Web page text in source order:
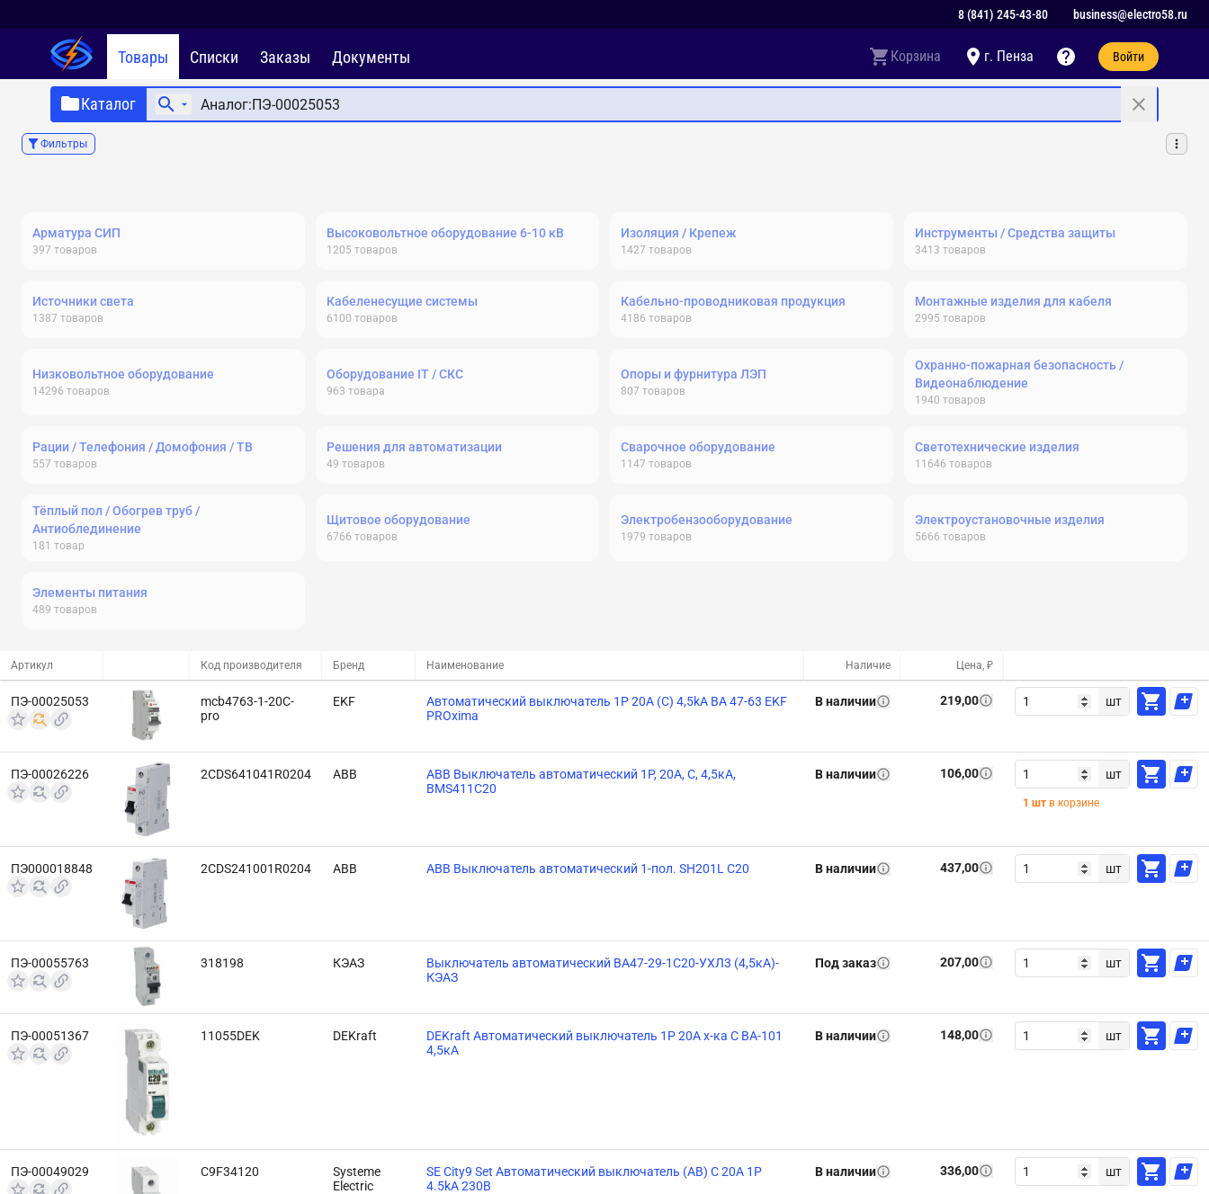
8 (841) 245-43-80 business@electro58.ru
Товары Списки Заказы Документы Корзина г. Пенза Войти
Каталог
Фильтры
Арматура СИП
397 товаров
Высоковольтное оборудование 6-10 кВ
1205 товаров
Изоляция / Крепеж
1427 товаров
Инструменты / Средства защиты
3413 товаров
Источники света
1387 товаров
Кабеленесущие системы
6100 товаров
Кабельно-проводниковая продукция
4186 товаров
Монтажные изделия для кабеля
2995 товаров
Низковольтное оборудование
14296 товаров
Оборудование IT / СКС
963 товара
Опоры и фурнитура ЛЭП
807 товаров
Охранно-пожарная безопасность /
Видеонаблюдение
1940 товаров
Рации / Телефония / Домофония / ТВ
557 товаров
Решения для автоматизации
49 товаров
Сварочное оборудование
1147 товаров
Светотехнические изделия
11646 товаров
Тёплый пол / Обогрев труб /
Антиоблединение
181 товар
Щитовое оборудование
6766 товаров
Электробензооборудование
1979 товаров
Электроустановочные изделия
5666 товаров
Элементы питания
489 товаров
Артикул Код производителя Бренд Наименование Наличие Цена, ₽
ПЭ-00025053
mcb4763-1-20C-
pro
EKF
Автоматический выключатель 1P 20А (C) 4,5kA ВА 47-63 EKF
PROxima
В наличии 219,00 шт
ПЭ-00026226 2CDS641041R0204 ABB
ABB Выключатель автоматический 1P, 20A, C, 4,5кА,
BMS411C20
В наличии 106,00 шт
1 шт в корзине
ПЭ000018848 2CDS241001R0204 ABB ABB Выключатель автоматический 1-пол. SH201L C20 В наличии 437,00 шт
ПЭ-00055763 318198 КЭАЗ
Выключатель автоматический ВА47-29-1C20-УХЛ3 (4,5кА)-
КЭАЗ
Под заказ 207,00 шт
ПЭ-00051367 11055DEK DEKraft
DEKraft Автоматический выключатель 1Р 20А х-ка C ВА-101
4,5кА
В наличии 148,00 шт
ПЭ-00049029 C9F34120
Systeme
Electric
SE City9 Set Автоматический выключатель (АВ) С 20А 1P
4.5kA 230В
В наличии 336,00 шт